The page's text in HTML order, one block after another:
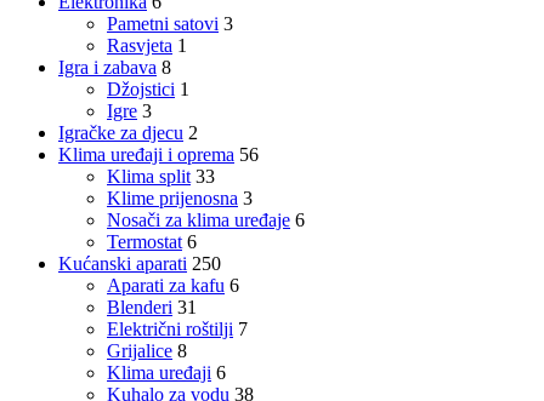
Pametni satovi 3
Rasvjeta 1
Igra i zabava 8
Džojstici 1
Igre 3
Igračke za djecu 2
Klima uređaji i oprema 56
Klima split 33
Klime prijenosna 3
Nosači za klima uređaje 6
Termostat 6
Kućanski aparati 250
Aparati za kafu 6
Blenderi 31
Električni roštilji 7
Grijalice 8
Klima uređaji 6
Kuhalo za vodu 38